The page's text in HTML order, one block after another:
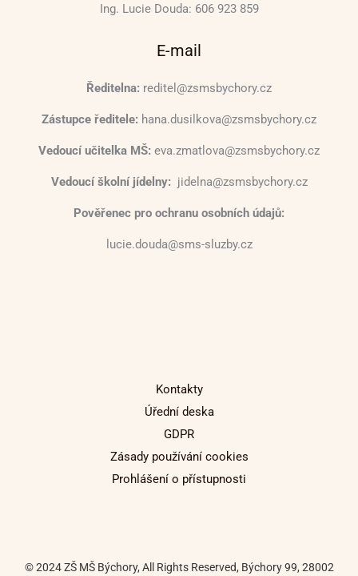
Ing. Lucie Douda: 606 923 859
E-mail
Ředitelna: reditel@zsmsbychory.cz
Zástupce ředitele: hana.dusilkova@zsmsbychory.cz
Vedoucí učitelka MŠ: eva.zmatlova@zsmsbychory.cz
Vedoucí školní jídelny: jidelna@zsmsbychory.cz
Pověřenec pro ochranu osobních údajů:
lucie.douda@sms-sluzby.cz
Kontakty
Úřední deska
GDPR
Zásady používání cookies
Prohlášení o přístupnosti
© 2024 ZŠ MŠ Býchory, All Rights Reserved, Býchory 99, 28002